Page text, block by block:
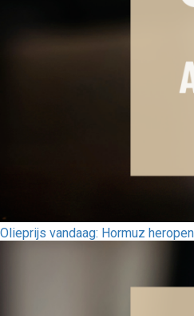
Olieprijs vandaag: Hormuz